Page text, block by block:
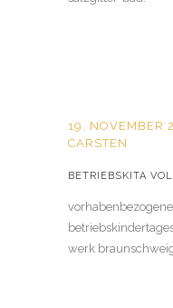
19. NOVEMBER
CARSTEN
BETRIEBSKITA
werk